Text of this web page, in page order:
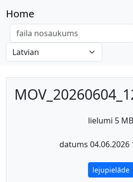
Home
lielumi 5 MB
datums 04.06.2026
lejupielāde